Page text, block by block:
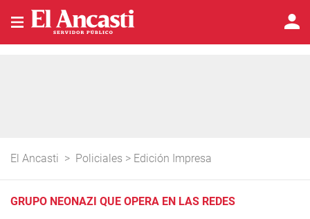
El Ancasti > Policiales > Edición Impresa
GRUPO NEONAZI QUE OPERA EN LAS REDES